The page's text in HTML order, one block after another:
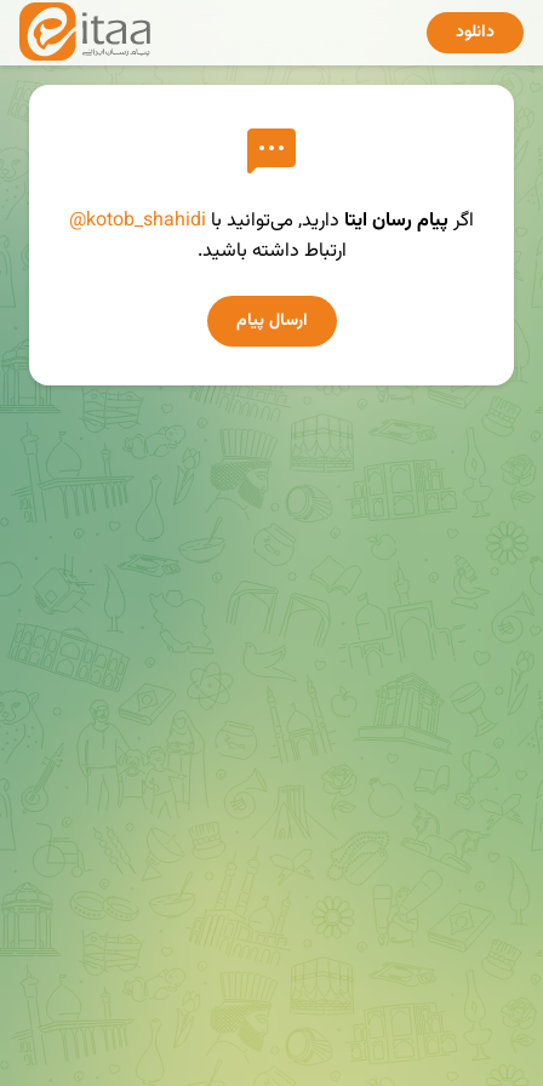
دانلود
اگر پیام رسان ایتا دارید, می‌توانید با @kotob_shahidi
ارتباط داشته باشید.
ارسال پیام